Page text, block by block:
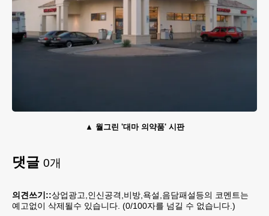
월그린 '대마 의약품' 시판
댓글 0개
의견쓰기::상업광고,인신공격,비방,욕설,음담패설등의 코멘트는
예고없이 삭제될수 있습니다. (0/100자를 넘길 수 없습니다.)